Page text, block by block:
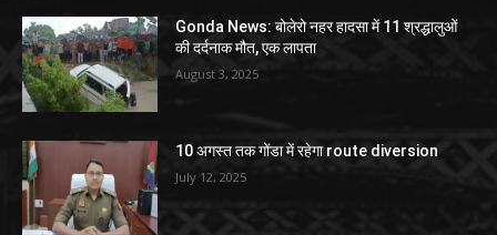
Gonda News: बोलेरो नहर हादसा में 11 श्रद्धालुओं
की दर्दनाक मौत, एक लापता
August 3, 2025
10 अगस्त तक गोंडा में रहेगा route diversion
July 12, 2025